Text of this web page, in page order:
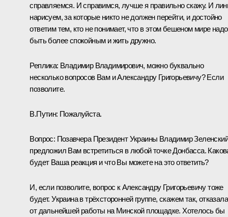
справляемся. И справимся, лучше я правильно скажу. И
нарисуем, за которые никто не должен перейти, и достойно
ответим тем, кто не понимает, что в этом бешеном мире надо
быть более спокойным и жить дружно.
Реплика: Владимир Владимирович, можно буквально
несколько вопросов Вам и Александру Григорьевичу? Если
позволите.
В.Путин: Пожалуйста.
Вопрос: Позавчера Президент Украины Владимир Зеленский
предложил Вам встретиться в любой точке Донбасса.
будет Ваша реакция и что Вы можете на это ответить?
И, если позволите, вопрос к Александру Григорьевичу тоже
будет. Украина в трёхсторонней группе, скажем так,
от дальнейшей работы на Минской площадке. Хотелось бы